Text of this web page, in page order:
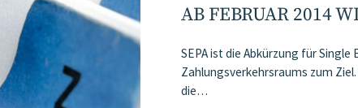
AB FEBRUAR 2014
SEPA ist die Abkürzung für
Zahlungsverkehrsraums zum
die…